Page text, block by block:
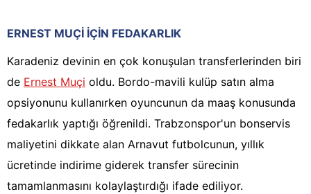
ERNEST MUÇİ İÇİN FEDAKARLIK
Karadeniz devinin en çok konuşulan transferlerinden biri
de Ernest Muçi oldu. Bordo-mavili kulüp satın alma
opsiyonunu kullanırken oyuncunun da maaş konusunda
fedakarlık yaptığı öğrenildi. Trabzonspor'un bonservis
maliyetini dikkate alan Arnavut futbolcunun, yıllık
ücretinde indirime giderek transfer sürecinin
tamamlanmasını kolaylaştırdığı ifade ediliyor.